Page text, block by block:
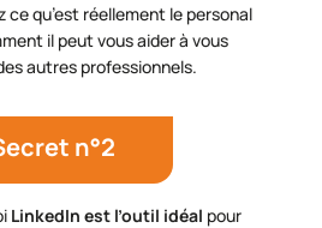
ce qu’est réellement le personal
il peut vous aider à vous
autres professionnels.
n°2
LinkedIn est l’outil idéal pour